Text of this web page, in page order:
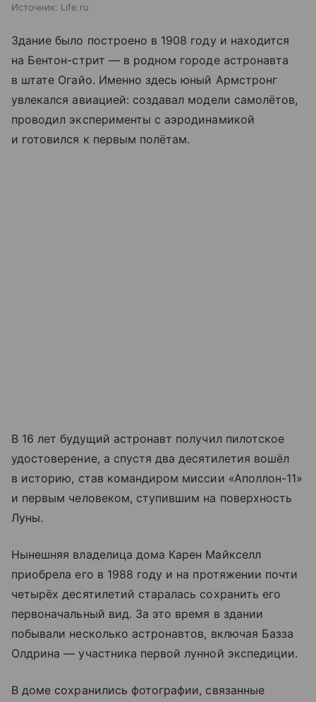
Источник: Life.ru
Здание было построено в 1908 году и находится
на Бентон-стрит — в родном городе астронавта
в штате Огайо. Именно здесь юный Армстронг
увлекался авиацией: создавал модели самолётов,
проводил эксперименты с аэродинамикой
и готовился к первым полётам.
В 16 лет будущий астронавт получил пилотское
удостоверение, а спустя два десятилетия вошёл
в историю, став командиром миссии «Аполлон-11»
и первым человеком, ступившим на поверхность
Луны.
Нынешняя владелица дома Карен Майкселл
приобрела его в 1988 году и на протяжении почти
четырёх десятилетий старалась сохранить его
первоначальный вид. За это время в здании
побывали несколько астронавтов, включая Базза
Олдрина — участника первой лунной экспедиции.
В доме сохранились фотографии, связанные